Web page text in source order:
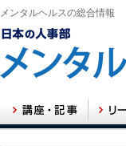
メンタルヘルスの総合情報